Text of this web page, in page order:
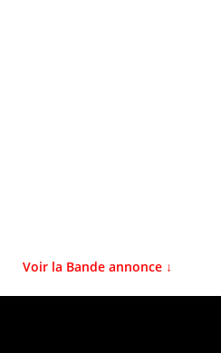
Voir la Bande annonce ↓